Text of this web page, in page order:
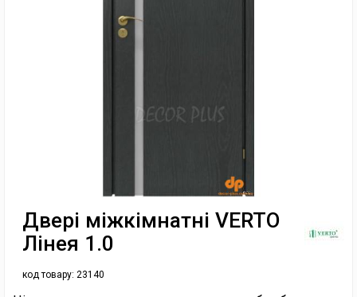
Двері міжкімнатні VERTO
Лінея 1.0
код товару: 23140